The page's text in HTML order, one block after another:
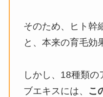
そのため、ヒト幹
と、本来の育毛効
しかし、18種類
ブエキスには、 こ